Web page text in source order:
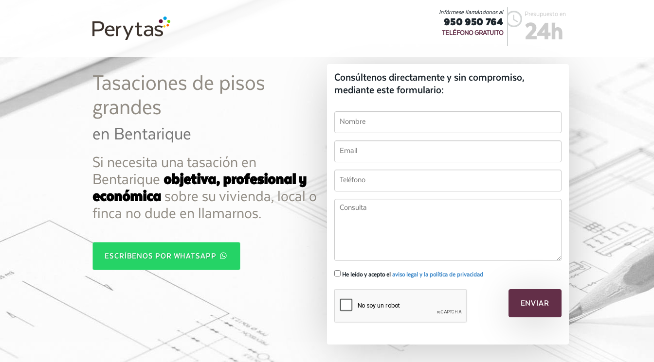
Presupuesto en
24h
Infórmese llamándonos al
950 950 764
TELÉFONO GRATUITO
Tasaciones de pisos
grandes
en Bentarique
Si necesita una tasación en
Bentarique objetiva, profesional y
económica sobre su vivienda, local o
finca no dude en llamarnos.
ESCRÍBENOS POR WHATSAPP
Consúltenos directamente y sin compromiso,
mediante este formulario:
He leído y acepto el aviso legal y la política de privacidad